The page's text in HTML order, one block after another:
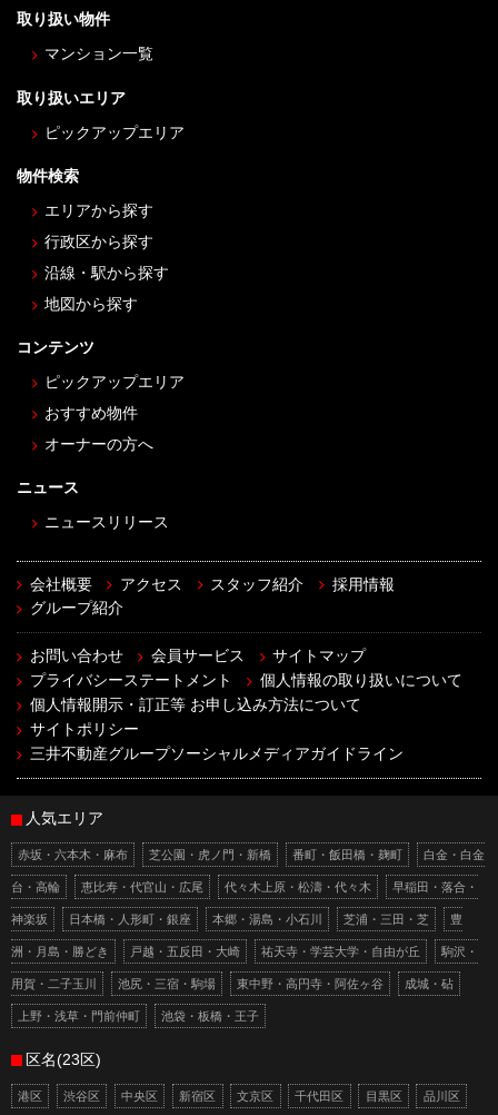
取り扱い物件
マンション一覧
取り扱いエリア
ピックアップエリア
物件検索
エリアから探す
行政区から探す
沿線・駅から探す
地図から探す
コンテンツ
ピックアップエリア
おすすめ物件
オーナーの方へ
ニュース
ニュースリリース
会社概要 アクセス スタッフ紹介
採用情報
グループ紹介
お問い合わせ 会員サービス
サイトマップ
プライバシーステートメント
個人情報の取り扱いについて
個人情報開示・訂正等 お申し込み方法について
サイトポリシー
三井不動産グループソーシャルメディアガイドライン
人気エリア
赤坂・六本木・麻布 芝公園・虎ノ門・新橋 番町・飯田橋・麹町 白金・白金
台・高輪 恵比寿・代官山・広尾 代々木上原・松濤・代々木 早稲田・落合・
神楽坂 日本橋・人形町・銀座 本郷・湯島・小石川 芝浦・三田・芝 豊
洲・月島・勝どき 戸越・五反田・大崎 祐天寺・学芸大学・自由が丘 駒沢・
用賀・二子玉川 池尻・三宿・駒場 東中野・高円寺・阿佐ヶ谷 成城・砧
上野・浅草・門前仲町 池袋・板橋・王子
区名(23区)
港区 渋谷区 中央区 新宿区 文京区 千代田区 目黒区 品川区